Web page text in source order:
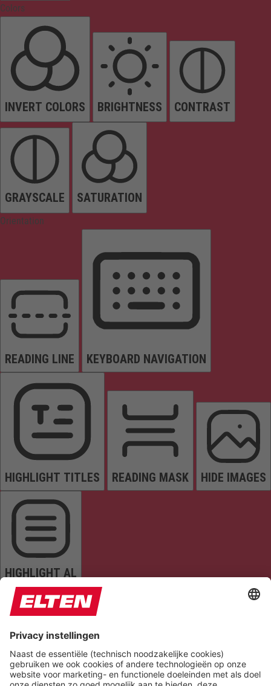
Colors
INVERT COLORS BRIGHTNESS CONTRAST
GRAYSCALE SATURATION
Orientation
READING LINE KEYBOARD NAVIGATION
HIGHLIGHT TITLES READING MASK HIDE IMAGES
HIGHLIGHT AL